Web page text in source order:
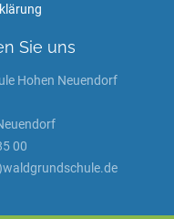
Sie uns
Hohen Neuendorf
00